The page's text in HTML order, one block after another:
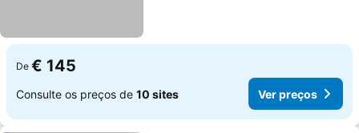
De € 145
Consulte os preços de 10 sites Ver preços